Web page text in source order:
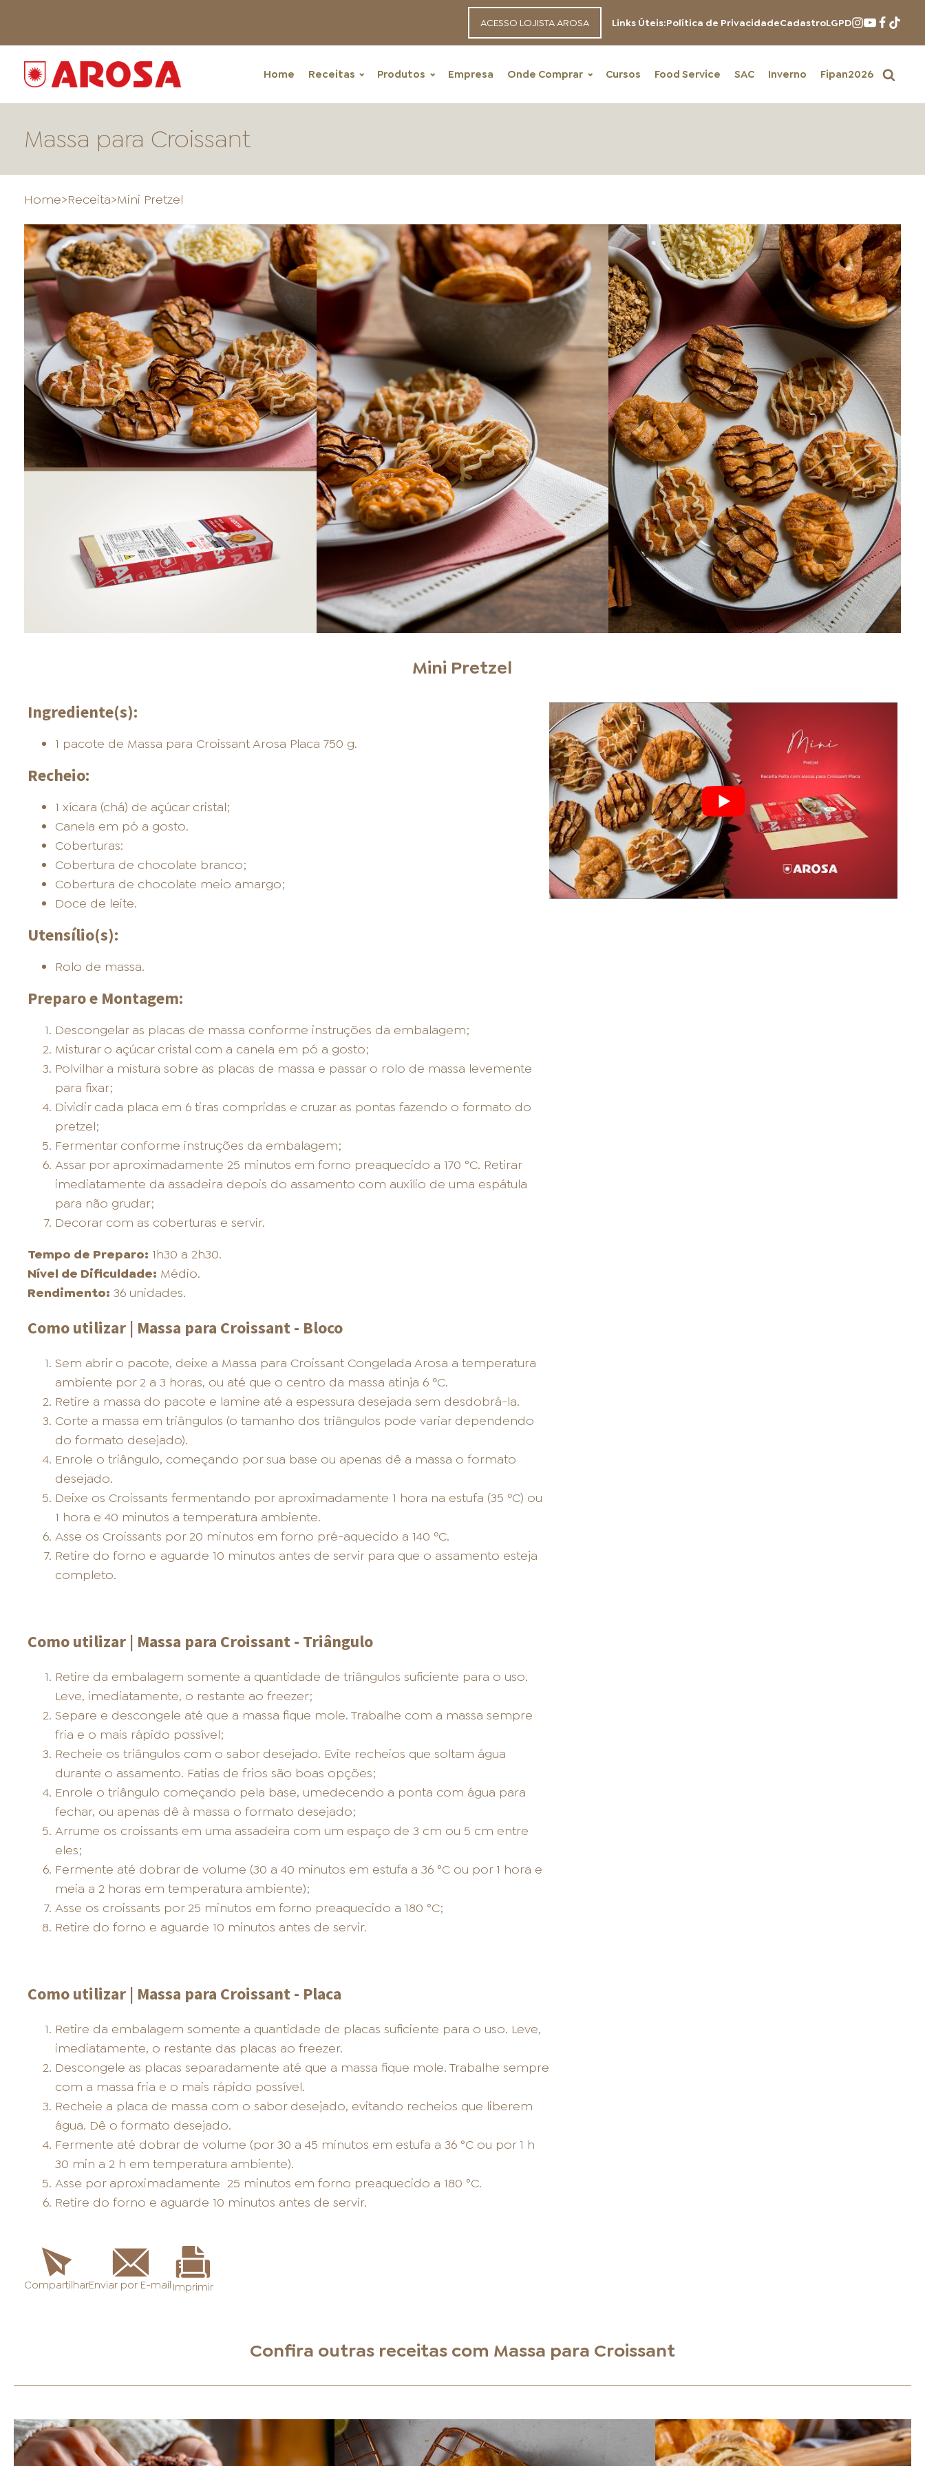
ACESSO LOJISTA AROSA Links Úteis:Política de PrivacidadeCadastroLGPD
Home Receitas Produtos Empresa Onde Comprar Cursos Food Service SAC Inverno Fipan2026
HOME
ONDE COMPRAR DISTRIBUIDORES E REPRESENTANTES
FOOD SERVICE EMPRESA AGENDA DE CURSOS
INVERNO SAC ACESSO PARA PARCEIROS
Massa para Croissant
Home>Receita>Mini Pretzel
Mini Pretzel
Ingrediente(s):
1 pacote de Massa para Croissant Arosa Placa 750 g.
Recheio:
1 xícara (chá) de açúcar cristal;
Canela em pó a gosto.
Coberturas:
Cobertura de chocolate branco;
Cobertura de chocolate meio amargo;
Doce de leite.
Utensílio(s):
Rolo de massa.
Preparo e Montagem:
Descongelar as placas de massa conforme instruções da embalagem;
Misturar o açúcar cristal com a canela em pó a gosto;
Polvilhar a mistura sobre as placas de massa e passar o rolo de massa levemente
para fixar;
Dividir cada placa em 6 tiras compridas e cruzar as pontas fazendo o formato do
pretzel;
Fermentar conforme instruções da embalagem;
Assar por aproximadamente 25 minutos em forno preaquecido a 170 °C. Retirar
imediatamente da assadeira depois do assamento com auxílio de uma espátula
para não grudar;
Decorar com as coberturas e servir.
Tempo de Preparo: 1h30 a 2h30.
Nível de Dificuldade: Médio.
Rendimento: 36 unidades.
Como utilizar | Massa para Croissant - Bloco
Sem abrir o pacote, deixe a Massa para Croissant Congelada Arosa a temperatura
ambiente por 2 a 3 horas, ou até que o centro da massa atinja 6 ºC.
Retire a massa do pacote e lamine até a espessura desejada sem desdobrá-la.
Corte a massa em triângulos (o tamanho dos triângulos pode variar dependendo
do formato desejado).
Enrole o triângulo, começando por sua base ou apenas dê a massa o formato
desejado.
Deixe os Croissants fermentando por aproximadamente 1 hora na estufa (35 ºC) ou
1 hora e 40 minutos a temperatura ambiente.
Asse os Croissants por 20 minutos em forno pré-aquecido a 140 ºC.
Retire do forno e aguarde 10 minutos antes de servir para que o assamento esteja
completo.
Como utilizar | Massa para Croissant - Triângulo
Retire da embalagem somente a quantidade de triângulos suficiente para o uso.
Leve, imediatamente, o restante ao freezer;
Separe e descongele até que a massa fique mole. Trabalhe com a massa sempre
fria e o mais rápido possível;
Recheie os triângulos com o sabor desejado. Evite recheios que soltam água
durante o assamento. Fatias de frios são boas opções;
Enrole o triângulo começando pela base, umedecendo a ponta com água para
fechar, ou apenas dê à massa o formato desejado;
Arrume os croissants em uma assadeira com um espaço de 3 cm ou 5 cm entre
eles;
Fermente até dobrar de volume (30 a 40 minutos em estufa a 36 °C ou por 1 hora e
meia a 2 horas em temperatura ambiente);
Asse os croissants por 25 minutos em forno preaquecido a 180 °C;
Retire do forno e aguarde 10 minutos antes de servir.
Como utilizar | Massa para Croissant - Placa
Retire da embalagem somente a quantidade de placas suficiente para o uso. Leve,
imediatamente, o restante das placas ao freezer.
Descongele as placas separadamente até que a massa fique mole. Trabalhe sempre
com a massa fria e o mais rápido possível.
Recheie a placa de massa com o sabor desejado, evitando recheios que liberem
água. Dê o formato desejado.
Fermente até dobrar de volume (por 30 a 45 minutos em estufa a 36 °C ou por 1 h
30 min a 2 h em temperatura ambiente).
Asse por aproximadamente 25 minutos em forno preaquecido a 180 °C.
Retire do forno e aguarde 10 minutos antes de servir.
CompartilharEnviar por E-mail Imprimir
Confira outras receitas com Massa para Croissant